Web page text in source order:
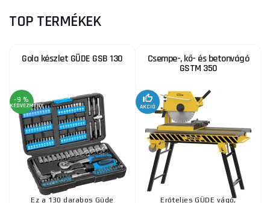
TOP TERMÉKEK
Gola készlet GÜDE GSB 130
-9 %
KEDVEZMÉNY
Ez a 130 darabos Güde
Csempe-, kő- és betonvágó
GSTM 350
AKCIÓ
Erőteljes GÜDE vágó,